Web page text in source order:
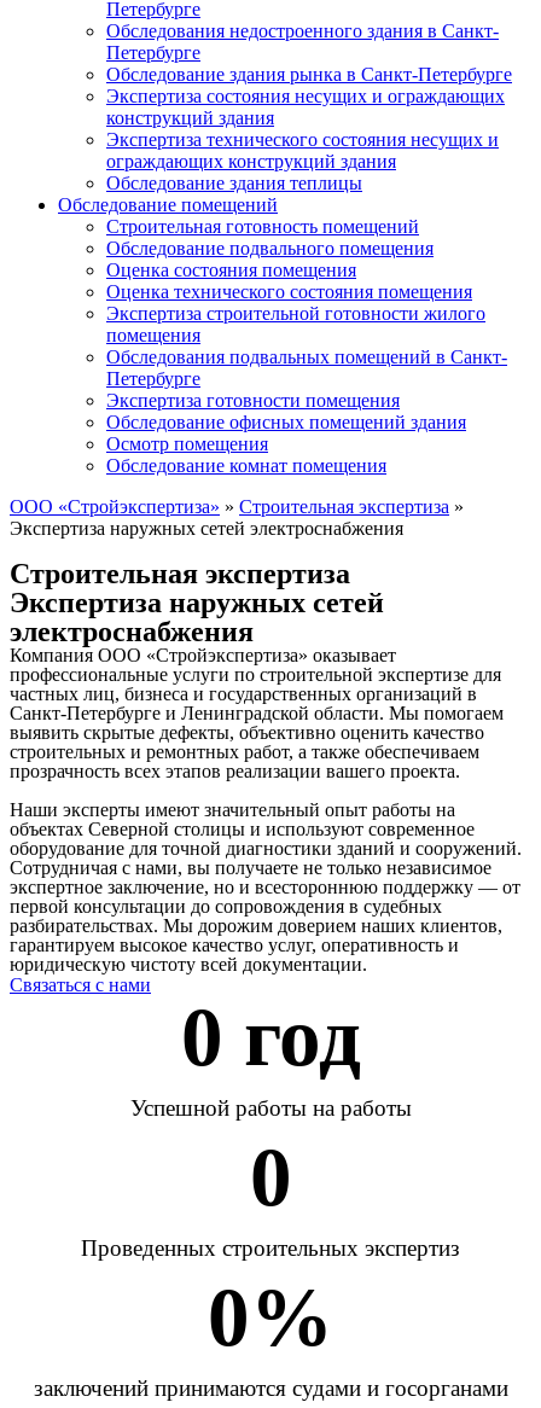
Петербурге
Обследования недостроенного здания в Санкт-
Петербурге
Обследование здания рынка в Санкт-Петербурге
Экспертиза состояния несущих и ограждающих
конструкций здания
Экспертиза технического состояния несущих и
ограждающих конструкций здания
Обследование здания теплицы
Обследование помещений
Строительная готовность помещений
Обследование подвального помещения
Оценка состояния помещения
Оценка технического состояния помещения
Экспертиза строительной готовности жилого
помещения
Обследования подвальных помещений в Санкт-
Петербурге
Экспертиза готовности помещения
Обследование офисных помещений здания
Осмотр помещения
Обследование комнат помещения
ООО «Стройэкспертиза» » Строительная экспертиза »
Экспертиза наружных сетей электроснабжения
Строительная экспертиза
Экспертиза наружных сетей
электроснабжения
Компания ООО «Стройэкспертиза» оказывает
профессиональные услуги по строительной экспертизе для
частных лиц, бизнеса и государственных организаций в
Санкт-Петербурге и Ленинградской области. Мы помогаем
выявить скрытые дефекты, объективно оценить качество
строительных и ремонтных работ, а также обеспечиваем
прозрачность всех этапов реализации вашего проекта.
Наши эксперты имеют значительный опыт работы на
объектах Северной столицы и используют современное
оборудование для точной диагностики зданий и сооружений.
Сотрудничая с нами, вы получаете не только независимое
экспертное заключение, но и всестороннюю поддержку — от
первой консультации до сопровождения в судебных
разбирательствах. Мы дорожим доверием наших клиентов,
гарантируем высокое качество услуг, оперативность и
юридическую чистоту всей документации.
Связаться с нами
0 год
Успешной работы на работы
0
Проведенных строительных экспертиз
0%
заключений принимаются судами и госорганами